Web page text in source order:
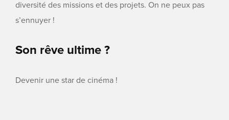
diversité des missions et des projets. On ne peux pas
s’ennuyer !
Son rêve ultime ?
Devenir une star de cinéma !